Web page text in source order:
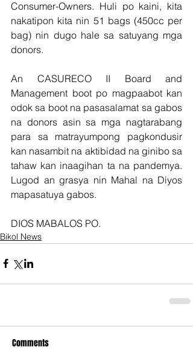
Consumer-Owners. Huli po kaini, kita
nakatipon kita nin 51 bags (450cc per
bag) nin dugo hale sa satuyang mga
donors.
An CASURECO II Board and
Management boot po magpaabot kan
odok sa boot na pasasalamat sa gabos
na donors asin sa mga nagtarabang
para sa matrayumpong pagkondusir
kan nasambit na aktibidad na ginibo sa
tahaw kan inaagihan ta na pandemya.
Lugod an grasya nin Mahal na Diyos
mapasatuya gabos.
DIOS MABALOS PO.
Bikol News
Comments